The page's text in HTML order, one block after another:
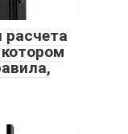
расчета